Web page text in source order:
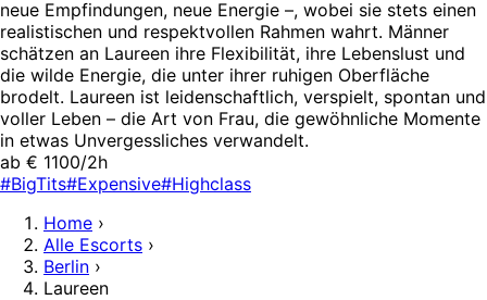
neue Empfindungen, neue Energie –, wobei sie stets einen
realistischen und respektvollen Rahmen wahrt. Männer
schätzen an Laureen ihre Flexibilität, ihre Lebenslust und
die wilde Energie, die unter ihrer ruhigen Oberfläche
brodelt. Laureen ist leidenschaftlich, verspielt, spontan und
voller Leben – die Art von Frau, die gewöhnliche Momente
in etwas Unvergessliches verwandelt.
ab € 1100/2h
#BigTits#Expensive#Highclass
Home ›
Alle Escorts ›
Berlin ›
Laureen